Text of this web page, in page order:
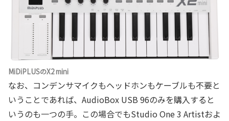
MiDiPLUSのX2 mini
なお、コンデンサマイクもヘッドホンもケーブルも不要と
いうことであれば、AudioBox USB 96のみを購入すると
いうのも一つの手。この場合でもStudio One 3 Artistおよ